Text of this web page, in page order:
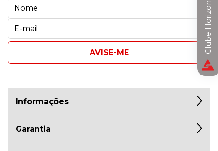
AVISE-ME
Informações
Garantia
Clube Horizon